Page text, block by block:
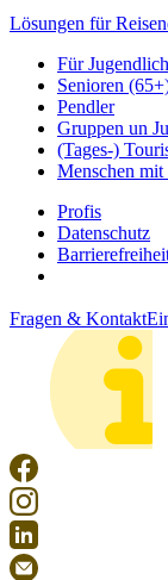
Lösungen für
Für
Senioren
Pendler
Gruppen un
(Tages-)
Menschen
Profis
Datenschutz
Fragen & Kontakt